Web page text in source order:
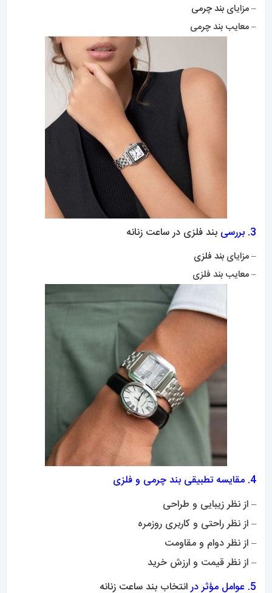
– مزایای بند چرمی
– معایب بند چرمی
3. بررسی بند فلزی در ساعت زنانه
– مزایای بند فلزی
– معایب بند فلزی
4. مقایسه تطبیقی بند چرمی و فلزی
– از نظر زیبایی و طراحی
– از نظر راحتی و کاربری روزمره
– از نظر دوام و مقاومت
– از نظر قیمت و ارزش خرید
5. عوامل مؤثر در
انتخاب بند ساعت زنانه